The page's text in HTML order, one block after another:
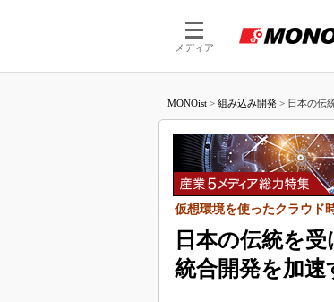
メディア
MONOist > 組み込み開発 > 日本の伝
日本の伝統を
統合開発を加速
仮想環境を使ったクラウド